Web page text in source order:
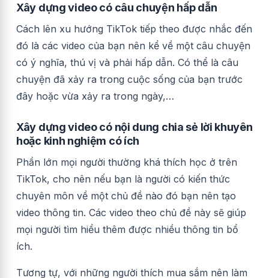
Xây dựng video có câu chuyện hấp dẫn
Cách lên xu hướng TikTok tiếp theo được nhắc đến
đó là các video của bạn nên kể về một câu chuyện
có ý nghĩa, thú vị và phải hấp dẫn. Có thể là câu
chuyện đã xảy ra trong cuộc sống của bạn trước
đây hoặc vừa xảy ra trong ngày,…
Xây dựng video có nội dung chia sẻ lời khuyên
hoặc kinh nghiệm có ích
Phần lớn mọi người thường khá thích học ở trên
TikTok, cho nên nếu bạn là người có kiến thức
chuyên môn về một chủ đề nào đó bạn nên tạo
video thông tin. Các video theo chủ đề này sẽ giúp
mọi người tìm hiểu thêm được nhiều thông tin bổ
ích.
Tương tự, với những người thích mua sắm nên làm